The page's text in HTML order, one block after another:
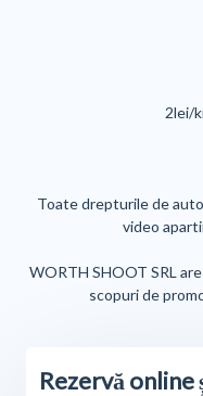
2lei/
Toate drepturile de
video
WORTH SHOOT SRL
scopuri de
Rezervă